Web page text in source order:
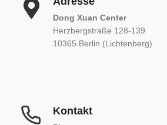
Dong Xuan Center
Herzbergstraße 128-139
10365 Berlin (Lichtenberg)
Kontakt